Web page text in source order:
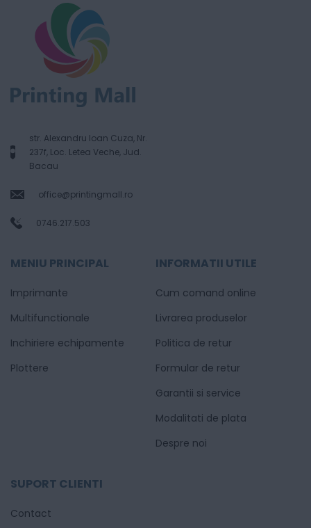
str. Alexandru Ioan Cuza, Nr.
237f, Loc. Letea Veche, Jud.
Bacau
office@printingmall.ro
0746.217.503
MENIU PRINCIPAL
Imprimante
Multifunctionale
Inchiriere echipamente
Plottere
INFORMATII UTILE
Cum comand online
Livrarea produselor
Politica de retur
Formular de retur
Garantii si service
Modalitati de plata
Despre noi
SUPORT CLIENTI
Contact